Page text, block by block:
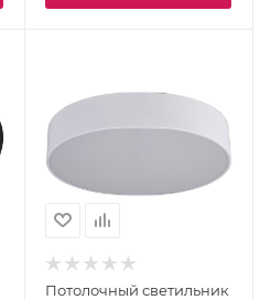
Потолочный светильник